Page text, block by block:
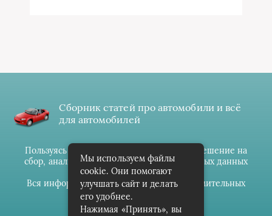
Сборник статей про автомобили и всё
для автомобилей
Пользуясь данным ресурсом вы даёте разрешение на
сбор, анализ и хранение своих персональных данных
согласноПравилам
Вся информация предоставлена в ознакомительных
целях.
Мы используем файлы
cookie. Они помогают
улучшать сайт и делать
его удобнее.
Нажимая «Принять», вы